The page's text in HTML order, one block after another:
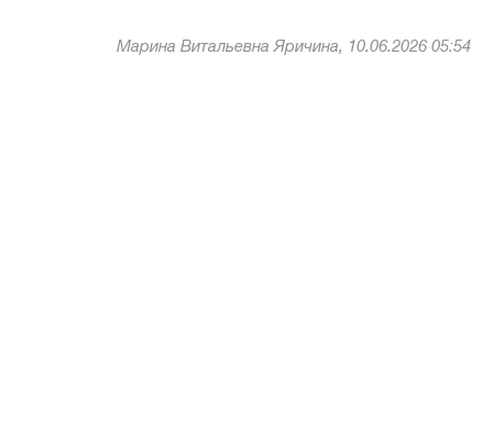
Марина Витальевна Яричина, 10.06.2026 05:54